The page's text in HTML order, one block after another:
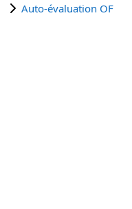
Auto-évaluation OF